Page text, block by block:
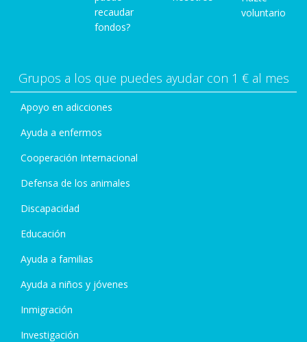
recaudar
fondos?
voluntario
Grupos a los que puedes ayudar con 1 € al mes
Apoyo en adicciones
Ayuda a enfermos
Cooperación Internacional
Defensa de los animales
Discapacidad
Educación
Ayuda a familias
Ayuda a niños y jóvenes
Inmigración
Investigación